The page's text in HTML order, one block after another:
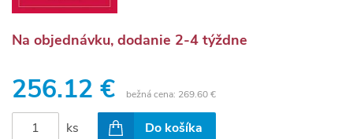
Na objednávku, dodanie 2-4 týždne
256.12 € bežná cena: 269.60 €
ks Do košíka